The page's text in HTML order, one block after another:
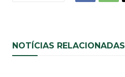
NOTÍCIAS RELACIONADAS